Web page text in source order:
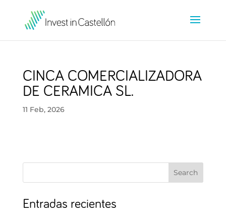
CINCA COMERCIALIZADORA
DE CERAMICA SL.
11 Feb, 2026
Search
Entradas recientes